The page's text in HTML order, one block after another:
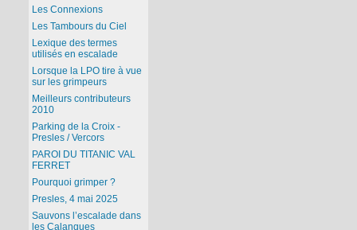
Les Connexions
Les Tambours du Ciel
Lexique des termes
utilisés en escalade
Lorsque la LPO tire à vue
sur les grimpeurs
Meilleurs contributeurs
2010
Parking de la Croix -
Presles / Vercors
PAROI DU TITANIC VAL
FERRET
Pourquoi grimper ?
Presles, 4 mai 2025
Sauvons l’escalade dans
les Calanques